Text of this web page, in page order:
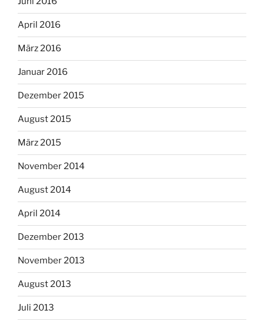
April 2016
März 2016
Januar 2016
Dezember 2015
August 2015
März 2015
November 2014
August 2014
April 2014
Dezember 2013
November 2013
August 2013
Juli 2013